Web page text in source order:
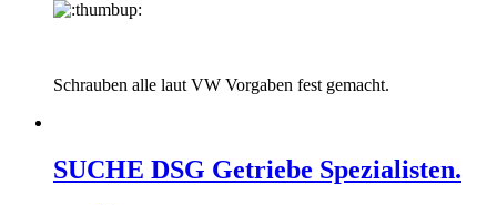
Schrauben alle laut VW Vorgaben fest gemacht.
SUCHE DSG Getriebe Spezialisten.